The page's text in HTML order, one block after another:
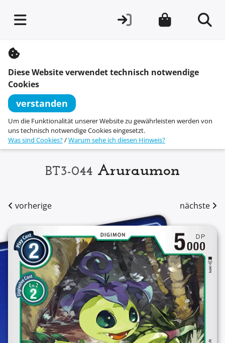
n
Diese Website verwendet technisch notwendige
Cookies
verstanden
Um die Funktionalität unserer Website zu gewährleisten werden von
uns technisch notwendige Cookies eingesetzt.
Was sind Cookies?/Warum sehe ich diesen Hinweis?
BT3-044 Aruraumon
vorherige nächste